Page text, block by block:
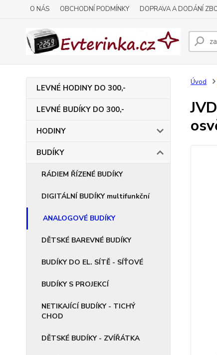
O NÁS OBCHODNÍ PODMÍNKY DOPRAVA A DODÁNÍ
LEVNÉ HODINY DO 300,-
LEVNÉ BUDÍKY DO 300,-
HODINY
BUDÍKY
RÁDIEM ŘÍZENÉ BUDÍKY
DIGITÁLNÍ BUDÍKY multifunkční
ANALOGOVÉ BUDÍKY
DĚTSKÉ BAREVNÉ BUDÍKY
BUDÍKY DO EL. SÍTĚ - SÍŤOVÉ
BUDÍKY S PROJEKCÍ
NETIKAJÍCÍ BUDÍKY - TICHÝ
CHOD
DĚTSKÉ BUDÍKY - ZVÍŘÁTKA
Úvod